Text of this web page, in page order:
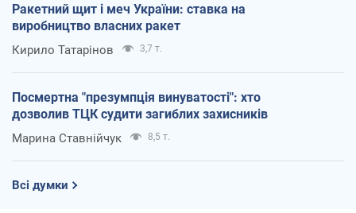
Ракетний щит і меч України: ставка на
виробництво власних ракет
Кирило Татарінов 3,7 т.
Посмертна "презумпція винуватості": хто
дозволив ТЦК судити загиблих захисників
Марина Ставнійчук 8,5 т.
Всі думки